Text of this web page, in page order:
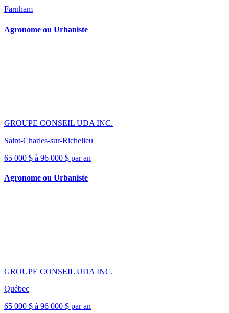
Farnham
Agronome ou Urbaniste
GROUPE CONSEIL UDA INC.
Saint-Charles-sur-Richelieu
65 000 $ à 96 000 $ par an
Agronome ou Urbaniste
GROUPE CONSEIL UDA INC.
Québec
65 000 $ à 96 000 $ par an